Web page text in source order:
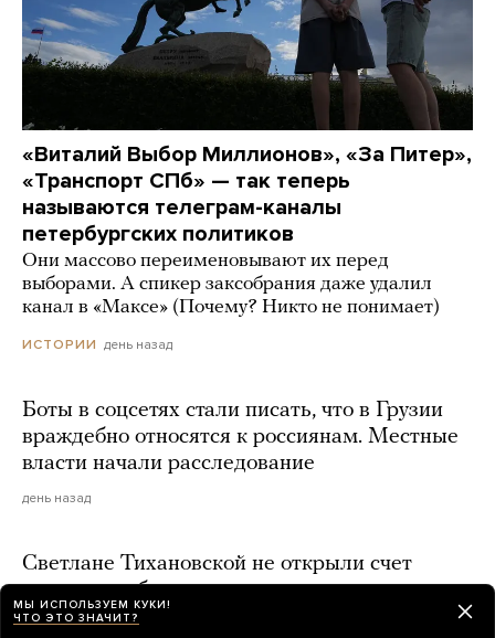
«Виталий Выбор Миллионов», «За Питер»,
«Транспорт СПб» — так теперь
называются телеграм-каналы
петербургских политиков
Они массово переименовывают их перед
выборами. А спикер заксобрания даже удалил
канал в «Максе» (Почему? Никто не понимает)
ИСТОРИИ день назад
Боты в соцсетях стали писать, что в Грузии
враждебно относятся к россиянам. Местные
власти начали расследование
день назад
Светлане Тихановской не открыли счет
в польском банке из-за просроченного
белорусского паспорта
МЫ ИСПОЛЬЗУЕМ КУКИ!
ЧТО ЭТО ЗНАЧИТ?